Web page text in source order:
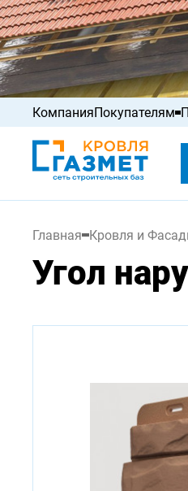
КомпанияПокупателям
Акции
Главная Кровля и
Угол